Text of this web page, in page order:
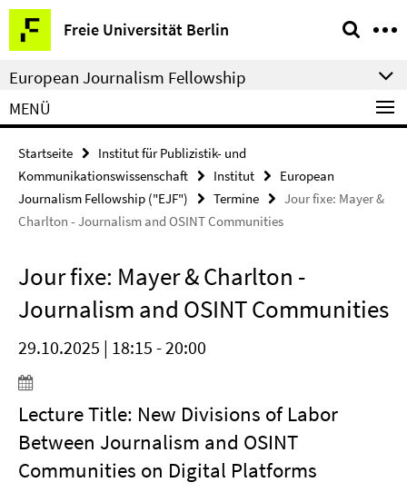
Springe
direkt
zu
Inhalt
Freie Universität Berlin
Service-
Navigation
European Journalism Fellowship
MENÜ
Startseite
Institut für Publizistik- und
Kommunikationswissenschaft
Institut
European
Journalism Fellowship ("EJF")
Termine
Jour fixe: Mayer &
Charlton - Journalism and OSINT Communities
Jour fixe: Mayer & Charlton -
Journalism and OSINT Communities
29.10.2025 | 18:15 - 20:00
Lecture Title: New Divisions of Labor
Between Journalism and OSINT
Communities on Digital Platforms